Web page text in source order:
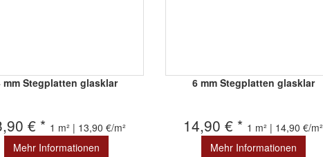
mm Stegplatten glasklar
€ * 1 m² | 13,90 €/m²
Mehr Informationen
6 mm Stegplatten glasklar
14,90 € * 1 m² | 14,90 €/m²
Mehr Informationen